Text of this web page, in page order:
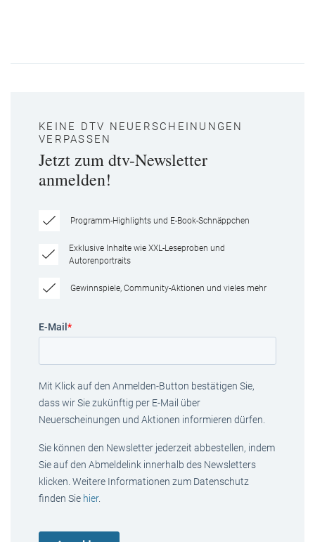
KEINE DTV NEUERSCHEINUNGEN
VERPASSEN
Jetzt zum dtv-Newsletter
anmelden!
Programm-Highlights und E-Book-Schnäppchen
Exklusive Inhalte wie XXL-Leseproben und
Autorenportraits
Gewinnspiele, Community-Aktionen und vieles mehr
E-Mail *
Mit Klick auf den Anmelden-Button bestätigen Sie,
dass wir Sie zukünftig per E-Mail über
Neuerscheinungen und Aktionen informieren dürfen.
Sie können den Newsletter jederzeit abbestellen, indem
Sie auf den Abmeldelink innerhalb des Newsletters
klicken. Weitere Informationen zum Datenschutz
finden Sie hier.